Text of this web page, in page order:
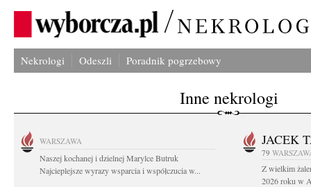
Nekrologi Odeszli Poradnik pogrzebowy
Inne nekrologi
WARSZAWA
Naszej kochanej i dzielnej Marylce Butruk
Najcieplejsze wyrazy wsparcia i współczucia w...
JACEK
79
Z wielkim
2026 roku w